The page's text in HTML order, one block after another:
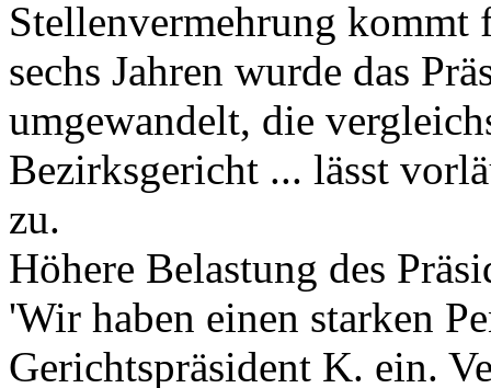
Stellenvermehrung
sechs Jahren wurde das
umgewandelt, die
Bezirksgericht ... lässt
zu.
Höhere Belastung des
'Wir haben einen starken
Gerichtspräsident K. ein.